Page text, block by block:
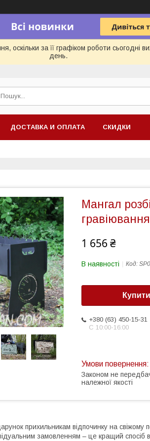
оскільки за її графіком роботи
день.
ДОСТАВКА И ОПЛАТА СКИДКИ
Мангал
1 656 ₴
В наявності Код:
Купити
+380 (63) 450-15-31
С 10:00-16:00
Законом не
належної якості
прихильникам відпочинку на свіжому
замовленням – це кращий